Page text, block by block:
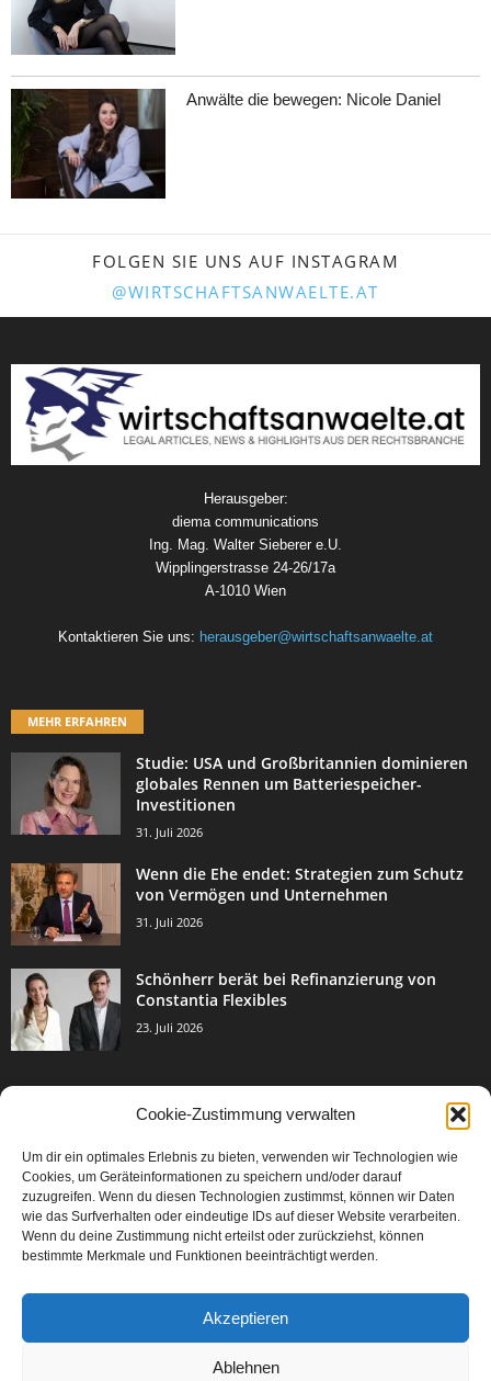
Cookie-Zustimmung verwalten
Um dir ein optimales Erlebnis zu bieten, verwenden wir Technologien wie
Cookies, um Geräteinformationen zu speichern und/oder darauf
zuzugreifen. Wenn du diesen Technologien zustimmst, können wir Daten
wie das Surfverhalten oder eindeutige IDs auf dieser Website verarbeiten.
Wenn du deine Zustimmung nicht erteilst oder zurückziehst, können
bestimmte Merkmale und Funktionen beeinträchtigt werden.
Akzeptieren
Ablehnen
Anwälte die bewegen: Nicole Daniel
FOLGEN SIE UNS AUF INSTAGRAM
@WIRTSCHAFTSANWAELTE.AT
Herausgeber:
diema communications
Ing. Mag. Walter Sieberer e.U.
Wipplingerstrasse 24-26/17a
A-1010 Wien
Kontaktieren Sie uns: herausgeber@wirtschaftsanwaelte.at
MEHR ERFAHREN
Studie: USA und Großbritannien dominieren
globales Rennen um Batteriespeicher-
Investitionen
31. Juli 2026
Wenn die Ehe endet: Strategien zum Schutz
von Vermögen und Unternehmen
31. Juli 2026
Schönherr berät bei Refinanzierung von
Constantia Flexibles
23. Juli 2026
Events & Success 3002
Breaking News 2067
Aktuelles
Featured Article
Karriere 567